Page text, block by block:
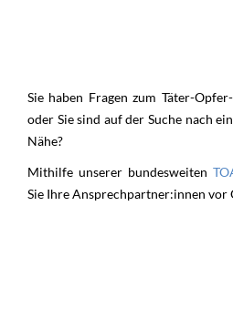
Sie haben Fragen zum Täter-
oder Sie sind auf der Suche nach
Nähe?
Mithilfe unserer bundesweiten
Sie Ihre Ansprechpartner:innen vor